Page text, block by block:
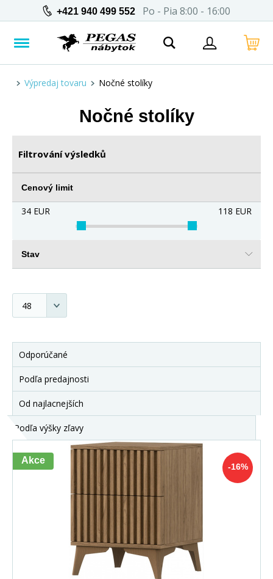
+421 940 499 552 Po - Pia 8:00 - 16:00
Výpredaj tovaru Nočné stolíky
Nočné stolíky
Filtrování výsledků
Cenový limit
34 EUR 118 EUR
Stav
Odporúčané
Podľa predajnosti
Od najlacnejších
Podľa výšky zľavy
-16%
Akce